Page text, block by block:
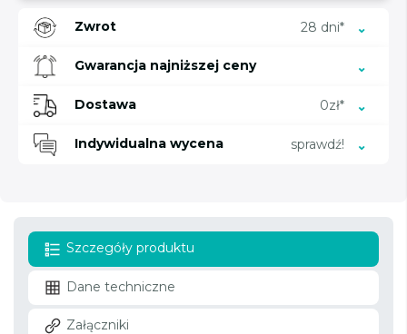
Zwrot 28 dni*
Gwarancja najniższej ceny
Dostawa 0zł*
Indywidualna wycena sprawdź!
Szczegóły produktu
Dane techniczne
Załączniki